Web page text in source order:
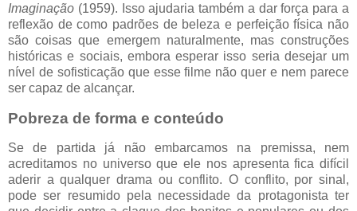
Imaginação (1959). Isso ajudaria também a dar força para a
reflexão de como padrões de beleza e perfeição física não
são coisas que emergem naturalmente, mas construções
históricas e sociais, embora esperar isso seria desejar um
nível de sofisticação que esse filme não quer e nem parece
ser capaz de alcançar.
Pobreza de forma e conteúdo
Se de partida já não embarcamos na premissa, nem
acreditamos no universo que ele nos apresenta fica difícil
aderir a qualquer drama ou conflito. O conflito, por sinal,
pode ser resumido pela necessidade da protagonista ter